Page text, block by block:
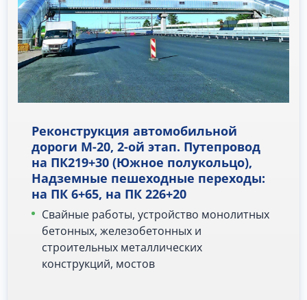
Реконструкция автомобильной
дороги М-20, 2-ой этап. Путепровод
на ПК219+30 (Южное полукольцо),
Надземные пешеходные переходы:
на ПК 6+65, на ПК 226+20
Свайные работы, устройство монолитных
бетонных, железобетонных и
строительных металлических
конструкций, мостов